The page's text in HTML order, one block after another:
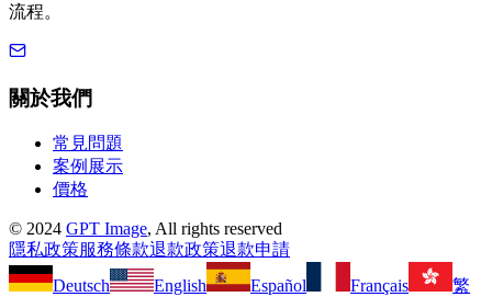
流程。
關於我們
常見問題
案例展示
價格
© 2024 GPT Image, All rights reserved
隱私政策服務條款退款政策退款申請
Deutsch
English Español Français 繁